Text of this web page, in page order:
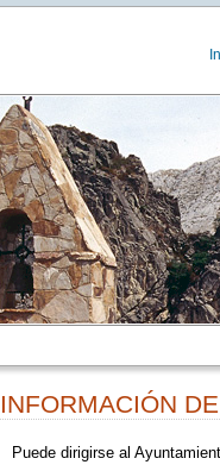
INFORMACIÓN
Puede dirigirse al